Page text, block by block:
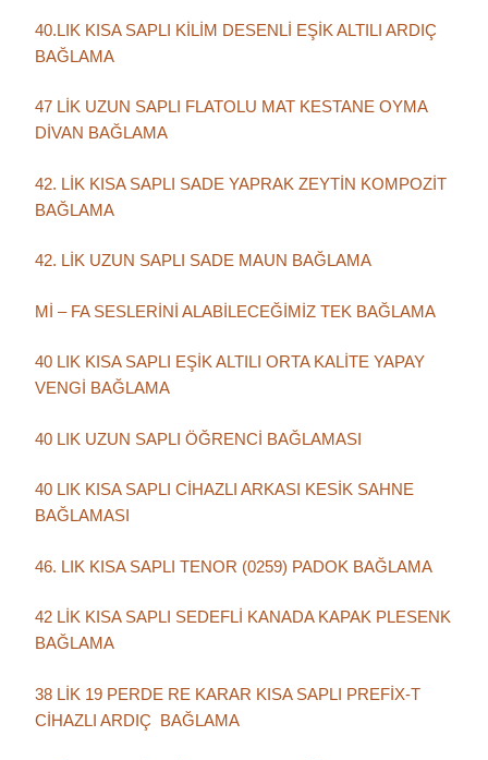
40.LIK KISA SAPLI KİLİM DESENLİ EŞİK ALTILI ARDIÇ
BAĞLAMA
47 LİK UZUN SAPLI FLATOLU MAT KESTANE OYMA
DİVAN BAĞLAMA
42. LİK KISA SAPLI SADE YAPRAK ZEYTİN KOMPOZİT
BAĞLAMA
42. LİK UZUN SAPLI SADE MAUN BAĞLAMA
Mİ – FA SESLERİNİ ALABİLECEĞİMİZ TEK BAĞLAMA
40 LIK KISA SAPLI EŞİK ALTILI ORTA KALİTE YAPAY
VENGİ BAĞLAMA
40 LIK UZUN SAPLI ÖĞRENCİ BAĞLAMASI
40 LIK KISA SAPLI CİHAZLI ARKASI KESİK SAHNE
BAĞLAMASI
46. LIK KISA SAPLI TENOR (0259) PADOK BAĞLAMA
42 LİK KISA SAPLI SEDEFLİ KANADA KAPAK PLESENK
BAĞLAMA
38 LİK 19 PERDE RE KARAR KISA SAPLI PREFİX-T
CİHAZLI ARDIÇ BAĞLAMA